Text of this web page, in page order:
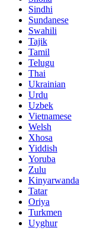
Sindhi
Sundanese
Swahili
Tajik
Tamil
Telugu
Thai
Ukrainian
Urdu
Uzbek
Vietnamese
Welsh
Xhosa
Yiddish
Yoruba
Zulu
Kinyarwanda
Tatar
Oriya
Turkmen
Uyghur